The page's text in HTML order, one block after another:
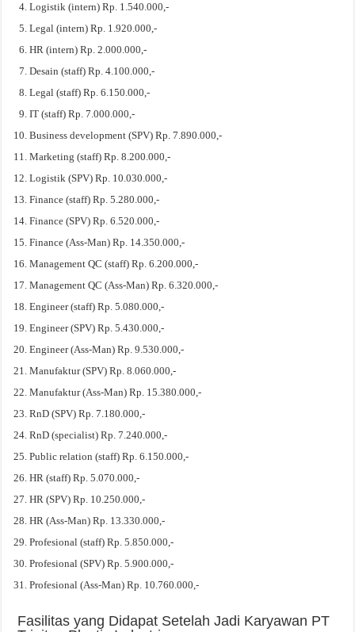
Logistik (intern) Rp. 1.540.000,-
Legal (intern) Rp. 1.920.000,-
HR (intern) Rp. 2.000.000,-
Desain (staff) Rp. 4.100.000,-
Legal (staff) Rp. 6.150.000,-
IT (staff) Rp. 7.000.000,-
Business development (SPV) Rp. 7.890.000,-
Marketing (staff) Rp. 8.200.000,-
Logistik (SPV) Rp. 10.030.000,-
Finance (staff) Rp. 5.280.000,-
Finance (SPV) Rp. 6.520.000,-
Finance (Ass-Man) Rp. 14.350.000,-
Management QC (staff) Rp. 6.200.000,-
Management QC (Ass-Man) Rp. 6.320.000,-
Engineer (staff) Rp. 5.080.000,-
Engineer (SPV) Rp. 5.430.000,-
Engineer (Ass-Man) Rp. 9.530.000,-
Manufaktur (SPV) Rp. 8.060.000,-
Manufaktur (Ass-Man) Rp. 15.380.000,-
RnD (SPV) Rp. 7.180.000,-
RnD (specialist) Rp. 7.240.000,-
Public relation (staff) Rp. 6.150.000,-
HR (staff) Rp. 5.070.000,-
HR (SPV) Rp. 10.250.000,-
HR (Ass-Man) Rp. 13.330.000,-
Profesional (staff) Rp. 5.850.000,-
Profesional (SPV) Rp. 5.900.000,-
Profesional (Ass-Man) Rp. 10.760.000,-
Fasilitas yang Didapat Setelah Jadi Karyawan PT